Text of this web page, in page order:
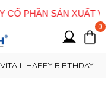
0
L HAPPY BIRTHDAY